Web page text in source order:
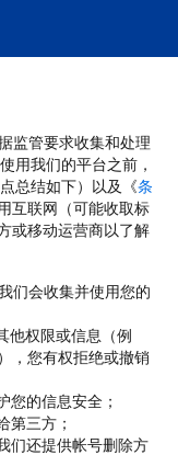
监管要求收集和处理
用我们的平台之前，
总结如下）以及《条
互联网（可能收取标
或移动运营商以了解
们会收集并使用您的
他权限或信息（例
，您有权拒绝或撤销
您的信息安全；
第三方；
们还提供帐号删除方